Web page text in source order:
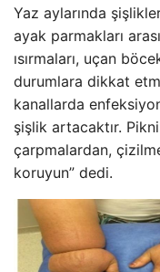
Yaz aylarında
ayak parmakları
ısırmaları, uçan
durumlara dikkat
kanallarda
şişlik artacaktır.
çarpmalardan,
koruyun” dedi.